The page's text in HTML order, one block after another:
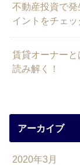
不動産投資で
イントをチェッ
賃貸オーナー
読み解く！
アーカイブ
2020年3月